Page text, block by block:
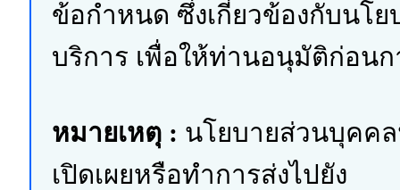
ข้อกำหนด ซึ่งเกี่ยวข้องกับนโ
บริการ เพื่อให้ท่านอนุมัติก่อนก
หมายเหตุ : นโยบายส่วนบุคค
เปิดเผยหรือทำการส่งไปยัง